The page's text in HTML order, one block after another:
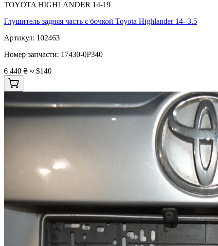
TOYOTA HIGHLANDER 14-19
Глушитель задняя часть с бочкой Toyota Highlander 14- 3.5
Артикул: 102463
Номер запчасти: 17430-0P340
6 440 ₴ ≈ $140